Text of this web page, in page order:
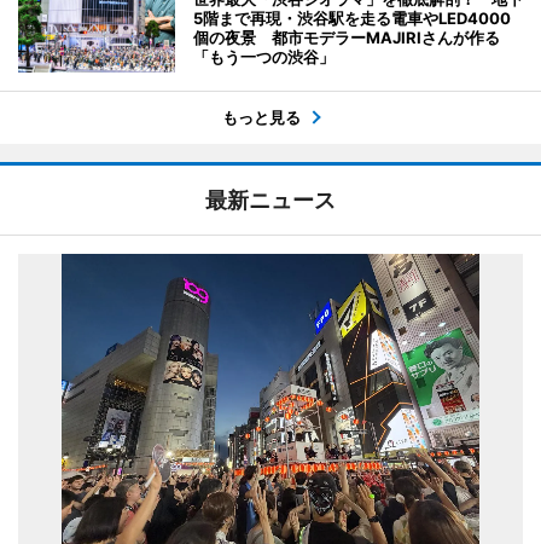
5階まで再現・渋谷駅を走る電車やLED4000
個の夜景 都市モデラーMAJIRIさんが作る
「もう一つの渋谷」
もっと見る
最新ニュース